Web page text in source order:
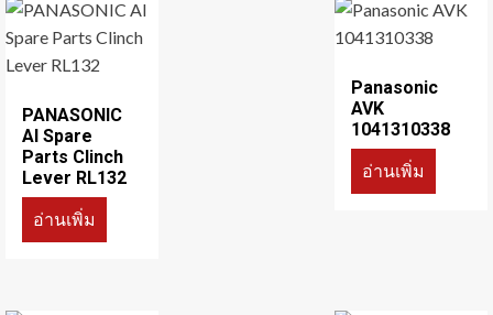
PANASONIC
AI Spare
Parts Clinch
Lever RL132
อ่านเพิ่ม
Panasonic
AVK
1041310338
อ่านเพิ่ม